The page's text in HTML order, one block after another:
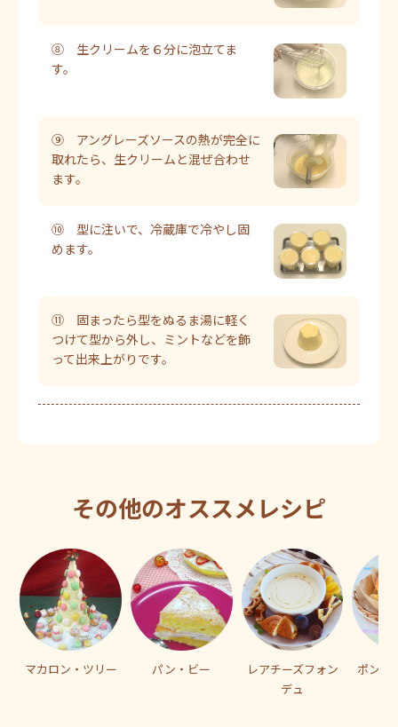
⑧ 生クリームを６分に泡立てま
す。
⑨ アングレーズソースの熱が完全に
取れたら、生クリームと混ぜ合わせ
ます。
⑩ 型に注いで、冷蔵庫で冷やし固
めます。
⑪ 固まったら型をぬるま湯に軽く
つけて型から外し、ミントなどを飾
って出来上がりです。
その他のオススメレシピ
マカロン・ツリー パン・ビー
レアチーズフォン
デュ
ポン・